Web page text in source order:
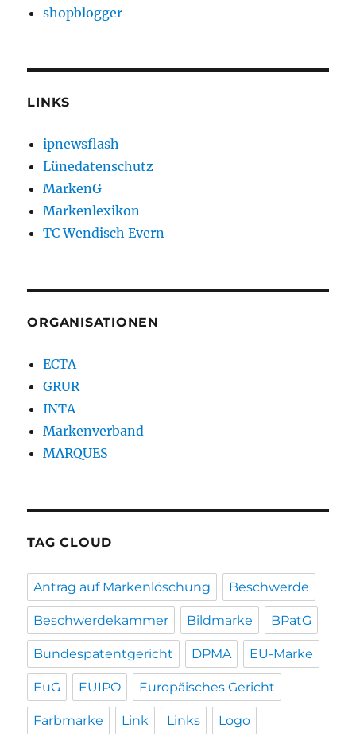
shopblogger
LINKS
ipnewsflash
Lünedatenschutz
MarkenG
Markenlexikon
TC Wendisch Evern
ORGANISATIONEN
ECTA
GRUR
INTA
Markenverband
MARQUES
TAG CLOUD
Antrag auf Markenlöschung Beschwerde
Beschwerdekammer Bildmarke BPatG
Bundespatentgericht DPMA EU-Marke
EuG EUIPO Europäisches Gericht
Farbmarke Link Links Logo